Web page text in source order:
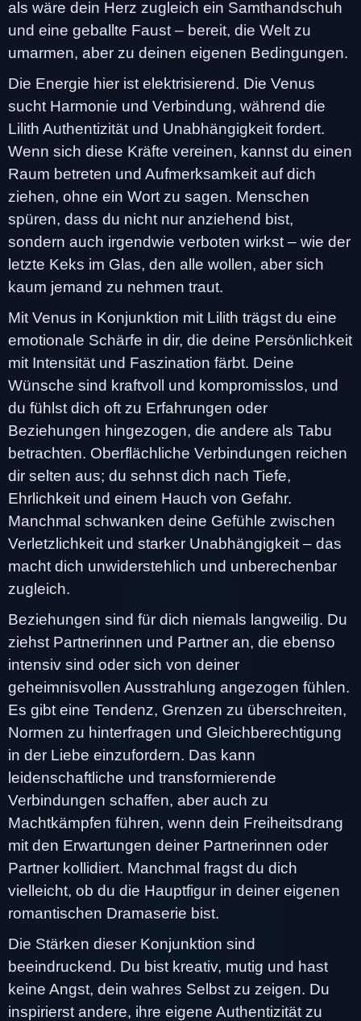
als wäre dein Herz zugleich ein Samthandschuh
und eine geballte Faust – bereit, die Welt zu
umarmen, aber zu deinen eigenen Bedingungen.
Die Energie hier ist elektrisierend. Die Venus
sucht Harmonie und Verbindung, während die
Lilith Authentizität und Unabhängigkeit fordert.
Wenn sich diese Kräfte vereinen, kannst du einen
Raum betreten und Aufmerksamkeit auf dich
ziehen, ohne ein Wort zu sagen. Menschen
spüren, dass du nicht nur anziehend bist,
sondern auch irgendwie verboten wirkst – wie der
letzte Keks im Glas, den alle wollen, aber sich
kaum jemand zu nehmen traut.
Mit Venus in Konjunktion mit Lilith trägst du eine
emotionale Schärfe in dir, die deine Persönlichkeit
mit Intensität und Faszination färbt. Deine
Wünsche sind kraftvoll und kompromisslos, und
du fühlst dich oft zu Erfahrungen oder
Beziehungen hingezogen, die andere als Tabu
betrachten. Oberflächliche Verbindungen reichen
dir selten aus; du sehnst dich nach Tiefe,
Ehrlichkeit und einem Hauch von Gefahr.
Manchmal schwanken deine Gefühle zwischen
Verletzlichkeit und starker Unabhängigkeit – das
macht dich unwiderstehlich und unberechenbar
zugleich.
Beziehungen sind für dich niemals langweilig. Du
ziehst Partnerinnen und Partner an, die ebenso
intensiv sind oder sich von deiner
geheimnisvollen Ausstrahlung angezogen fühlen.
Es gibt eine Tendenz, Grenzen zu überschreiten,
Normen zu hinterfragen und Gleichberechtigung
in der Liebe einzufordern. Das kann
leidenschaftliche und transformierende
Verbindungen schaffen, aber auch zu
Machtkämpfen führen, wenn dein Freiheitsdrang
mit den Erwartungen deiner Partnerinnen oder
Partner kollidiert. Manchmal fragst du dich
vielleicht, ob du die Hauptfigur in deiner eigenen
romantischen Dramaserie bist.
Die Stärken dieser Konjunktion sind
beeindruckend. Du bist kreativ, mutig und hast
keine Angst, dein wahres Selbst zu zeigen. Du
inspirierst andere, ihre eigene Authentizität zu